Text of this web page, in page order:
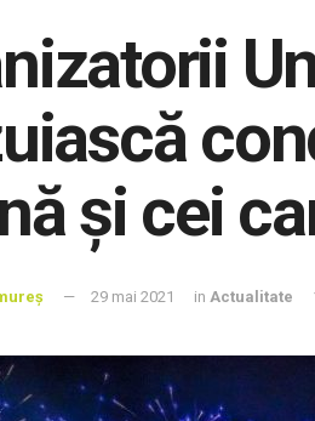
şi cei
29 mai 2021 in Actualitate